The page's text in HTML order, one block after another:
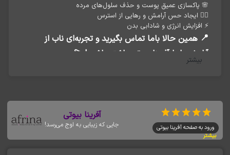
🌸 پاکسازی عمیق پوست و حذف سلول‌های مرده
💆‍♀️ ایجاد حس آرامش و رهایی از استرس
⚡ افزایش انرژی و شادابی بدن
📍 همین حالا باما تماس بگیرید و تجربه‌ای ناب از
آرامش را با آفرینا بیوتی داشته باشید! 💫
بیشتر
آفرینا بیوتی
جایی که زیبایی به اوج می‌رسد!
ورود به صفحه آفرینا بیوتی
بیشتر